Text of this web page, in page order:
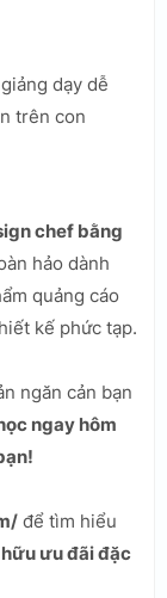
dạy dễ
trên con
chef bằng
hảo dành
quảng cáo
kế phức tạp.
ngăn cản bạn
ngay hôm
để tìm hiểu
ưu đãi đặc